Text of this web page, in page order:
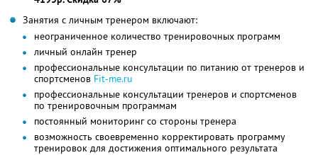
Занятия с личным тренером включают:
неограниченное количество тренировочных программ
личный онлайн тренер
профессиональные консультации по питанию от тренеров и
спортсменов Fit-me.ru
профессиональные консультации тренеров и спортсменов
по тренировочным программам
постоянный мониторинг со стороны тренера
возможность своевременно корректировать программу
тренировок для достижения оптимального результата